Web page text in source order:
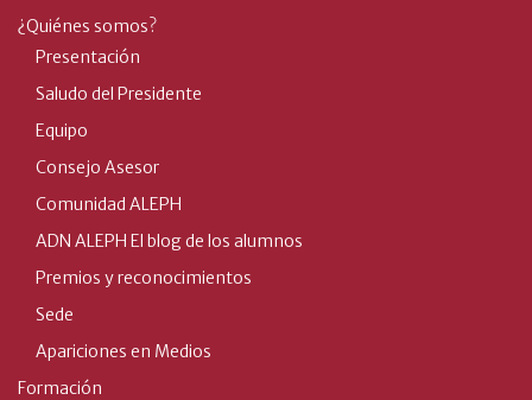
¿Quiénes somos?
Presentación
Saludo del Presidente
Equipo
Consejo Asesor
Comunidad ALEPH
ADN ALEPH El blog de los alumnos
Premios y reconocimientos
Sede
Apariciones en Medios
Formación